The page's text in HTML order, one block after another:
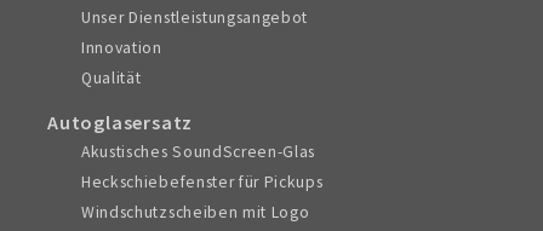
Unser Dienstleistungsangebot
Innovation
Qualität
Autoglasersatz
Akustisches SoundScreen-Glas
Heckschiebefenster für Pickups
Windschutzscheiben mit Logo